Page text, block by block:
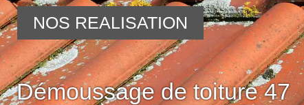
Démoussage de toiture 47
NOS REALISATION